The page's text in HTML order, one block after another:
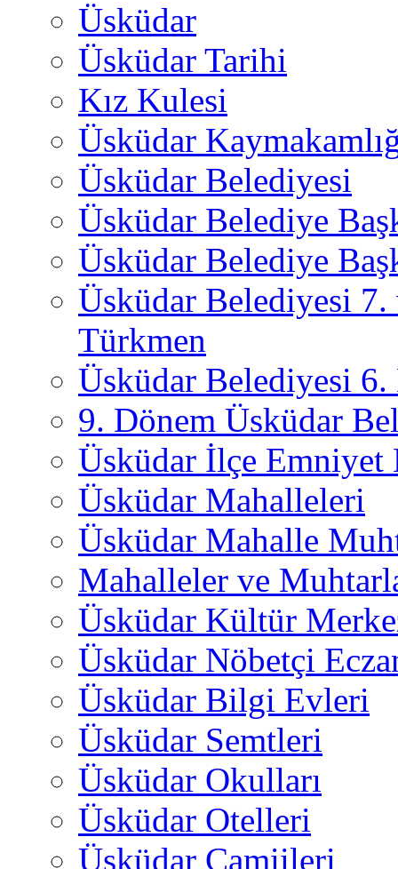
Üsküdar
Üsküdar Tarihi
Kız Kulesi
Üsküdar
Üsküdar Belediyesi
Üsküdar Belediye
Üsküdar Belediye
Üsküdar Belediyesi
Türkmen
Üsküdar Belediyesi 6.
9. Dönem Üsküdar
Üsküdar İlçe
Üsküdar Mahalleleri
Üsküdar Mahalle
Mahalleler ve
Üsküdar Kültür
Üsküdar Nöbetçi
Üsküdar Bilgi Evleri
Üsküdar Semtleri
Üsküdar Okulları
Üsküdar Otelleri
Üsküdar Camiileri